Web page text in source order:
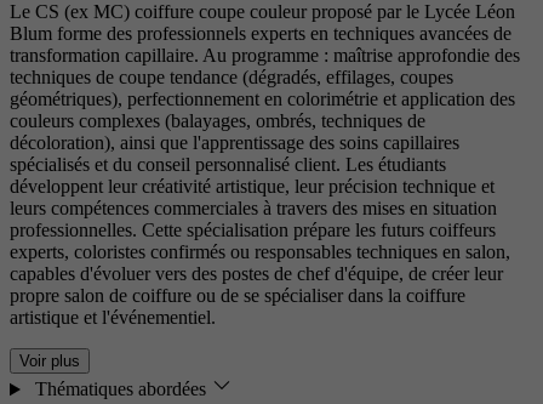
Le CS (ex MC) coiffure coupe couleur proposé par le Lycée Léon
Blum forme des professionnels experts en techniques avancées de
transformation capillaire. Au programme : maîtrise approfondie des
techniques de coupe tendance (dégradés, effilages, coupes
géométriques), perfectionnement en colorimétrie et application des
couleurs complexes (balayages, ombrés, techniques de
décoloration), ainsi que l'apprentissage des soins capillaires
spécialisés et du conseil personnalisé client. Les étudiants
développent leur créativité artistique, leur précision technique et
leurs compétences commerciales à travers des mises en situation
professionnelles. Cette spécialisation prépare les futurs coiffeurs
experts, coloristes confirmés ou responsables techniques en salon,
capables d'évoluer vers des postes de chef d'équipe, de créer leur
propre salon de coiffure ou de se spécialiser dans la coiffure
artistique et l'événementiel.
Voir plus
Thématiques abordées